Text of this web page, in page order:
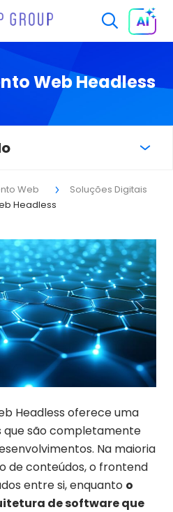
Web Headless
Web
Soluções Digitais
Headless
Headless oferece uma
são completamente
Na maioria
de conteúdos, o frontend
entre si, enquanto o
de software que